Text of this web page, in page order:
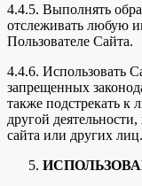
4.4.5. Выполнять
отслеживать любую
Пользователе Сайта.
4.4.6. Использовать
запрещенных
также подстрекать к
другой
сайта или других лиц.